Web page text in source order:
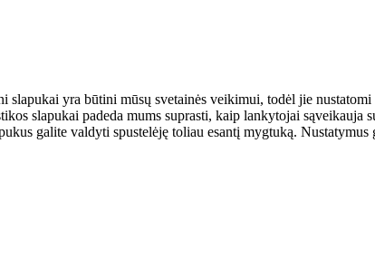
yra būtini mūsų svetainės veikimui, todėl jie
slapukai padeda mums suprasti, kaip lankytojai sąveikauja
galite valdyti spustelėję toliau esantį mygtuką.